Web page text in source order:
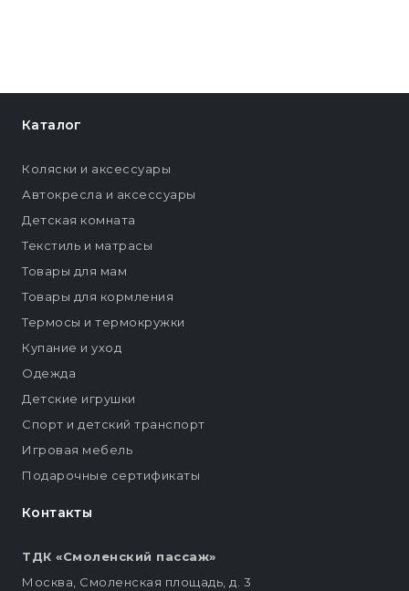
Контакты
ТДК «Смоленский пассаж»
Москва, Смоленская площадь, д. 3
Каталог
Коляски и аксессуары
Автокресла и аксессуары
Детская комната
Текстиль и матрасы
Товары для мам
Товары для кормления
Термосы и термокружки
Купание и уход
Одежда
Детские игрушки
Спорт и детский транспорт
Игровая мебель
Подарочные сертификаты